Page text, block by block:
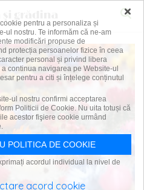
×
pentru a personaliza și
ul nostru. Te informăm că ne-am
modificări propuse de
protecția persoanelor fizice în ceea
personal și privind libera
continua navigarea pe Website-ul
pentru a citi și înțelege conținutul
ul nostru confirmi acceptarea
Politicii de Cookie. Nu uita totuși că
acestor fişiere cookie urmând
POLITICA DE COOKIE
acordul individual la nivel de
acord cookie